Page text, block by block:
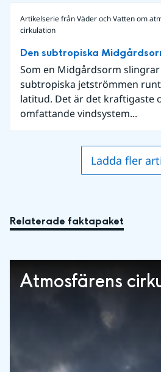
Artikelserie från Väder och Vatten om
cirkulation
Den subtropiska
Som en Midgårdsorm
subtropiska jetströmmen
latitud. Det är det kraftigaste
omfattande vindsystem...
Ladda fler
Relaterade faktapaket
Atmosfärens